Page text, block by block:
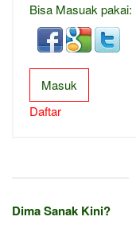
Bisa Masuak pakai:
Masuk
Daftar
Dima Sanak Kini?